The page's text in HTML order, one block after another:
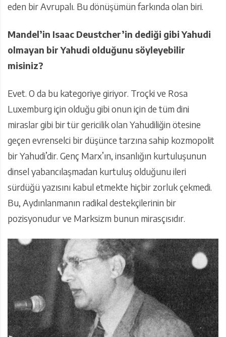
eden bir Avrupalı. Bu dönüşümün farkında olan biri.
Mandel’in Isaac Deustcher’in dediği gibi Yahudi
olmayan bir Yahudi olduğunu söyleyebilir
misiniz?
Evet. O da bu kategoriye giriyor. Troçki ve Rosa
Luxemburg için olduğu gibi onun için de tüm dini
miraslar gibi bir tür gericilik olan Yahudiliğin ötesine
geçen evrenselci bir düşünce tarzına sahip kozmopolit
bir Yahudi’dir. Genç Marx’ın, insanlığın kurtuluşunun
dinsel yabancılaşmadan kurtuluş olduğunu ileri
sürdüğü yazısını kabul etmekte hiçbir zorluk çekmedi.
Bu, Aydınlanmanın radikal destekçilerinin bir
pozisyonudur ve Marksizm bunun mirasçısıdır.